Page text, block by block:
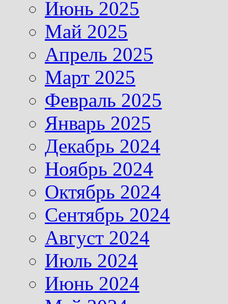
Июнь 2025
Май 2025
Апрель 2025
Март 2025
Февраль 2025
Январь 2025
Декабрь 2024
Ноябрь 2024
Октябрь 2024
Сентябрь 2024
Август 2024
Июль 2024
Июнь 2024